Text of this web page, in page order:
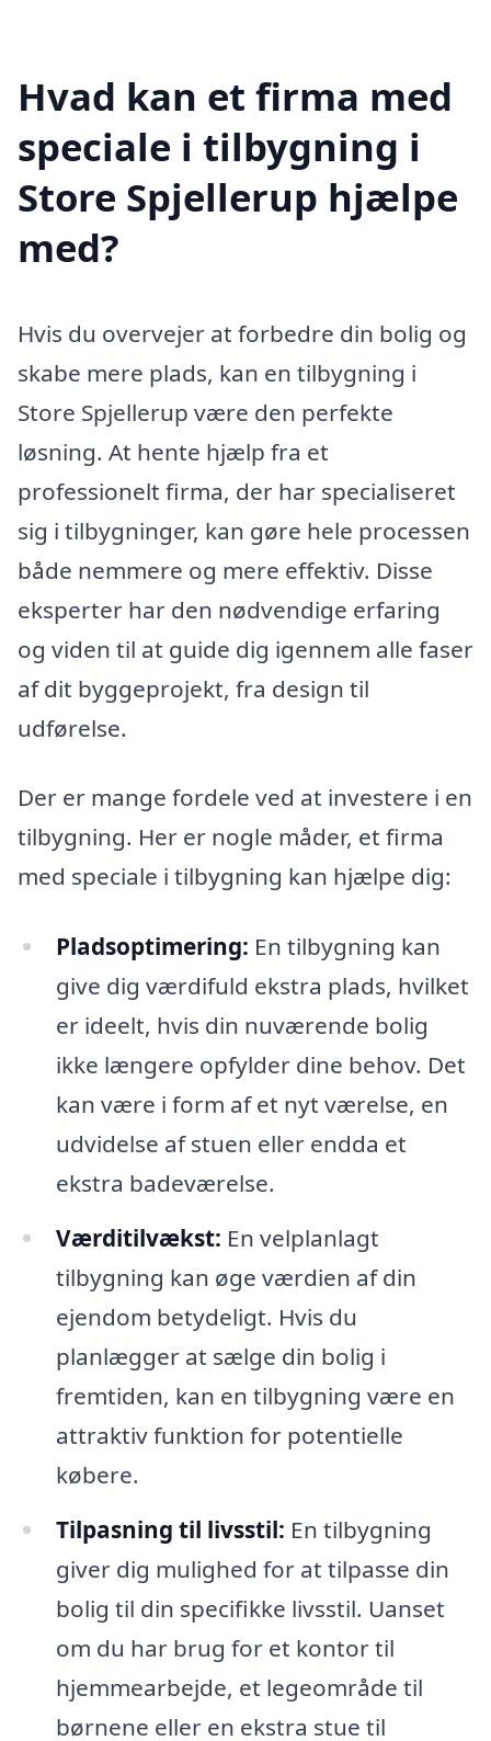
Hvad kan et firma med
speciale i tilbygning i
Store Spjellerup hjælpe
med?
Hvis du overvejer at forbedre din bolig og
skabe mere plads, kan en tilbygning i
Store Spjellerup være den perfekte
løsning. At hente hjælp fra et
professionelt firma, der har specialiseret
sig i tilbygninger, kan gøre hele processen
både nemmere og mere effektiv. Disse
eksperter har den nødvendige erfaring
og viden til at guide dig igennem alle faser
af dit byggeprojekt, fra design til
udførelse.
Der er mange fordele ved at investere i en
tilbygning. Her er nogle måder, et firma
med speciale i tilbygning kan hjælpe dig:
Pladsoptimering: En tilbygning kan
give dig værdifuld ekstra plads, hvilket
er ideelt, hvis din nuværende bolig
ikke længere opfylder dine behov. Det
kan være i form af et nyt værelse, en
udvidelse af stuen eller endda et
ekstra badeværelse.
Værditilvækst: En velplanlagt
tilbygning kan øge værdien af din
ejendom betydeligt. Hvis du
planlægger at sælge din bolig i
fremtiden, kan en tilbygning være en
attraktiv funktion for potentielle
købere.
Tilpasning til livsstil: En tilbygning
giver dig mulighed for at tilpasse din
bolig til din specifikke livsstil. Uanset
om du har brug for et kontor til
hjemmearbejde, et legeområde til
børnene eller en ekstra stue til